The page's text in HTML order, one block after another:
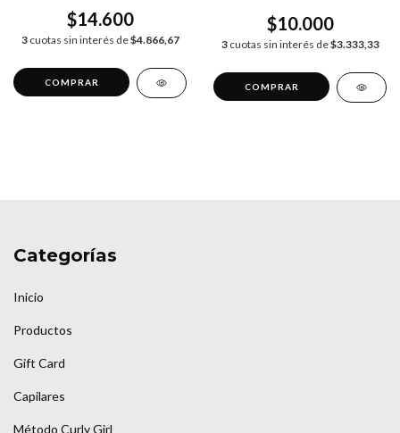
$14.600
3 cuotas sin interés de$4.866,67
$10.000
3 cuotas sin interés de$3.333,33
Categorías
Inicio
Productos
Gift Card
Capilares
Método Curly Girl